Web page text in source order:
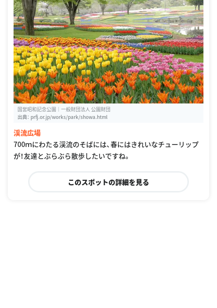
国営昭和記念公園｜一般財団法人 公園財団
出典： prfj.or.jp/works/park/showa.html
渓流広場
700ｍにわたる渓流のそばには、春にはきれいなチューリップ
が！友達とぶらぶら散歩したいですね。
このスポットの詳細を見る